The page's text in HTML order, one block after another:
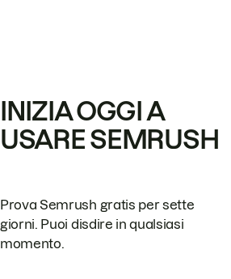
INIZIA OGGI A
USARE SEMRUSH
Prova Semrush gratis per sette
giorni. Puoi disdire in qualsiasi
momento.